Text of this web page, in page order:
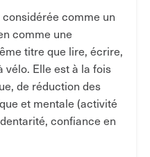
comme un
comme une
titre que lire, écrire,
Elle est à la fois
de réduction des
et mentale (activité
confiance en